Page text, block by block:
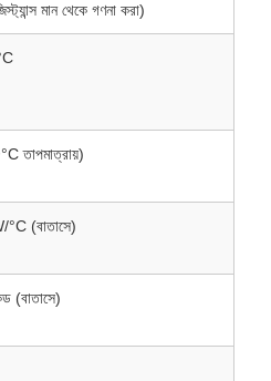
মান থেকে গণনা করা)
তাপমাত্রায়)
(বাতাসে)
(বাতাসে)